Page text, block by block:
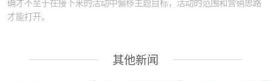
确才不至于在接下来的活动中偏移主题目标，活动的范围和营销思路
才能打开。
其他新闻